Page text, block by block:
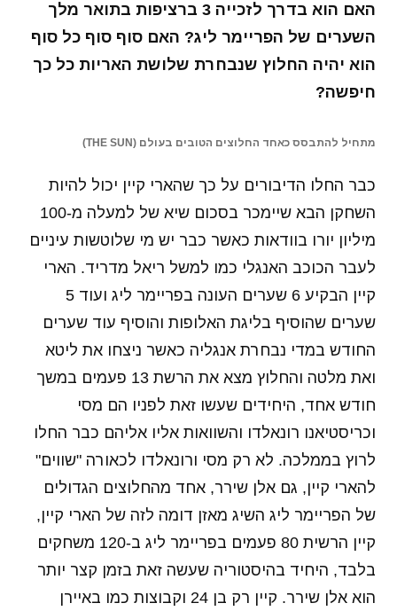
האם הוא בדרך לזכייה 3 ברציפות בתואר מלך
השערים של הפריימר ליג? האם סוף סוף כל סוף
הוא יהיה החלוץ שנבחרת שלושת האריות כל כך
חיפשה?
מתחיל להתבסס כאחד החלוצים הטובים בעולם (THE SUN)
כבר החלו הדיבורים על כך שהארי קיין יכול להיות
השחקן הבא שיימכר בסכום שיא של למעלה מ-100
מיליון יורו בוודאות כאשר כבר יש מי שלוטשות עיניים
לעבר הכוכב האנגלי כמו למשל ריאל מדריד. הארי
קיין הבקיע 6 שערים העונה בפריימר ליג ועוד 5
שערים שהוסיף בליגת האלופות והוסיף עוד שערים
החודש במדי נבחרת אנגליה כאשר ניצחו את ליטא
ואת מלטה והחלוץ מצא את הרשת 13 פעמים במשך
חודש אחד, היחידים שעשו זאת לפניו הם מסי
וכריסטיאנו רונאלדו והשוואות אליו אליהם כבר החלו
לרוץ בממלכה. לא רק מסי ורונאלדו לכאורה "שווים"
להארי קיין, גם אלן שירר, אחד מהחלוצים הגדולים
של הפריימר ליג השיג מאזן דומה לזה של הארי קיין,
קיין הרשית 80 פעמים בפריימר ליג ב-120 משחקים
בלבד, היחיד בהיסטוריה שעשה זאת בזמן קצר יותר
הוא אלן שירר. קיין רק בן 24 וקבוצות כמו באיירן